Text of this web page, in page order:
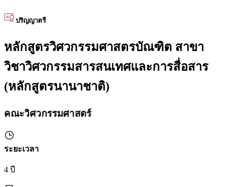
ปริญญาตรี
หลักสูตรวิศวกรรมศาสตรบัณฑิต สาขา
วิชาวิศวกรรมสารสนเทศและการสื่อสาร
(หลักสูตรนานาชาติ)
คณะวิศวกรรมศาสตร์
ระยะเวลา
4 ปี